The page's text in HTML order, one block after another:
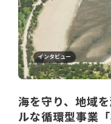
インタビュー
海を守り、地域
ルな循環型事業